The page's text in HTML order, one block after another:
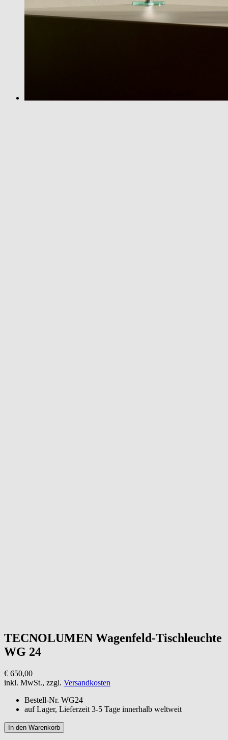
TECNOLUMEN Wagenfeld-Tischleuchte
WG 24
€ 650,00
inkl. MwSt., zzgl. Versandkosten
Bestell-Nr. WG24
auf Lager, Lieferzeit 3-5 Tage innerhalb weltweit